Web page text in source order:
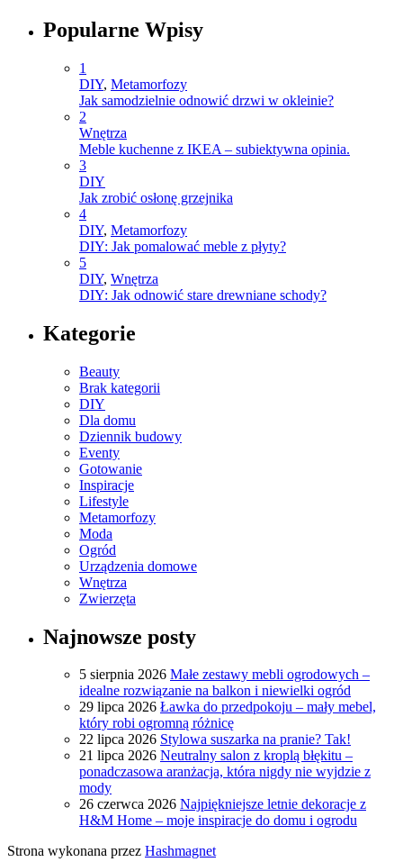
Popularne Wpisy
1
DIY, Metamorfozy
Jak samodzielnie odnowić drzwi w okleinie?
2
Wnętrza
Meble kuchenne z IKEA – subiektywna opinia.
3
DIY
Jak zrobić osłonę grzejnika
4
DIY, Metamorfozy
DIY: Jak pomalować meble z płyty?
5
DIY, Wnętrza
DIY: Jak odnowić stare drewniane schody?
Kategorie
Beauty
Brak kategorii
DIY
Dla domu
Dziennik budowy
Eventy
Gotowanie
Inspiracje
Lifestyle
Metamorfozy
Moda
Ogród
Urządzenia domowe
Wnętrza
Zwierzęta
Najnowsze posty
5 sierpnia 2026 Małe zestawy mebli ogrodowych –
idealne rozwiązanie na balkon i niewielki ogród
29 lipca 2026 Ławka do przedpokoju – mały mebel,
który robi ogromną różnicę
22 lipca 2026 Stylowa suszarka na pranie? Tak!
21 lipca 2026 Neutralny salon z kroplą błękitu –
ponadczasowa aranżacja, która nigdy nie wyjdzie z
mody
26 czerwca 2026 Najpiękniejsze letnie dekoracje z
H&M Home – moje inspiracje do domu i ogrodu
Strona wykonana przez Hashmagnet